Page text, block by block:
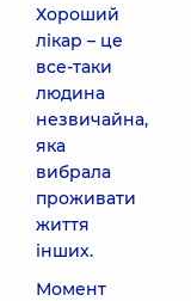
Хороший
лікар – це
все-таки
людина
незвичайна,
яка
вибрала
проживати
життя
інших.
Момент